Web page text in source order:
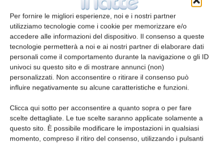
Per fornire le migliori esperienze, noi e i nostri partner
utilizziamo tecnologie come i cookie per memorizzare e/o
accedere alle informazioni del dispositivo. Il consenso a queste
tecnologie permetterà a noi e ai nostri partner di elaborare dati
personali come il comportamento durante la navigazione o gli ID
univoci su questo sito e di mostrare annunci (non)
personalizzati. Non acconsentire o ritirare il consenso può
influire negativamente su alcune caratteristiche e funzioni.
Clicca qui sotto per acconsentire a quanto sopra o per fare
scelte dettagliate. Le tue scelte saranno applicate solamente a
questo sito. È possibile modificare le impostazioni in qualsiasi
momento, compreso il ritiro del consenso, utilizzando i pulsanti
Valutazione di ceppi autoctoni da
formaggi tipici del nord Italia
Leggi la rivista